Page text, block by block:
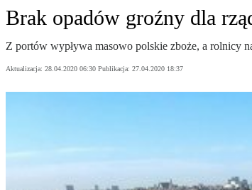
Brak opadów groźny dla
Z portów wypływa masowo polskie zboże, a rolnicy
Aktualizacja: 28.04.2020 06:30 Publikacja: 27.04.2020 18:37